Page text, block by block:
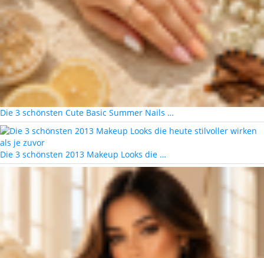
Die 3 schönsten Cute Basic Summer Nails …
Die 3 schönsten 2013 Makeup Looks die …